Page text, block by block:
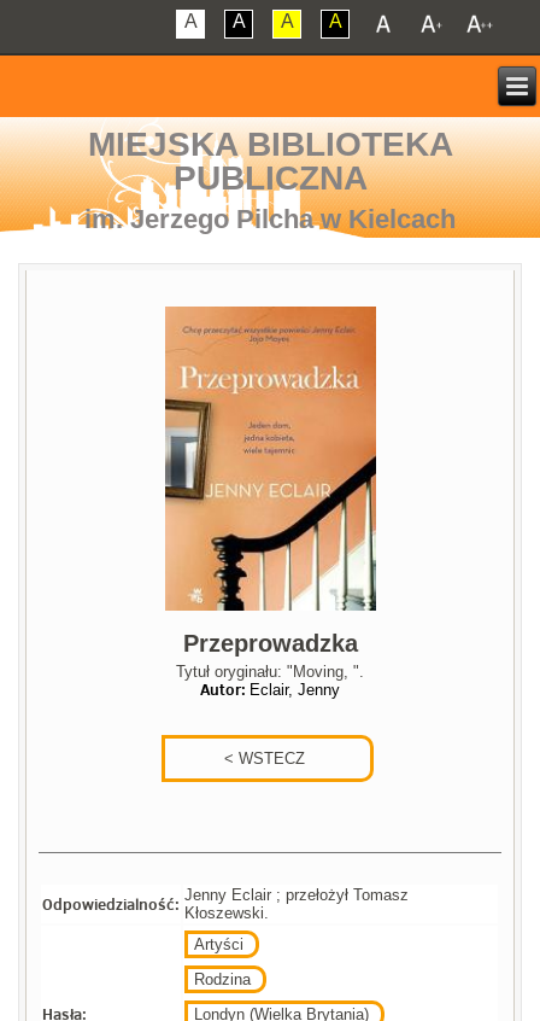
A A A A
MIEJSKA BIBLIOTEKA
PUBLICZNA
im. Jerzego Pilcha w Kielcach
Przeprowadzka
Tytuł oryginału: "Moving, ".
Autor: Eclair, Jenny
Odpowiedzialność: Jenny Eclair ; przełożył Tomasz
Kłoszewski.
Hasła:
Artyści
Rodzina
Londyn (Wielka Brytania)